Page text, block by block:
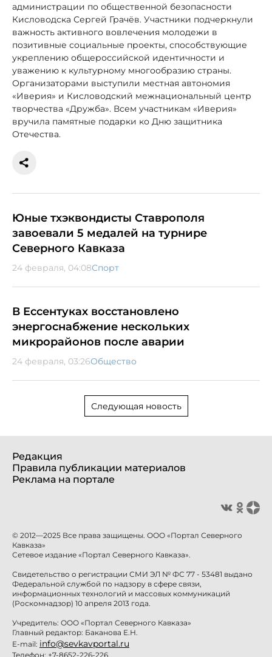
администрации по общественной безопасности
Кисловодска Сергей Грачёв. Участники подчеркнули
важность активного вовлечения молодежи в
позитивные социальные проекты, способствующие
укреплению общероссийской идентичности и
уважению к культурному многообразию страны.
Организаторами выступили местная автономия
«Иверия» и Кисловодский межнациональный центр
творчества «Дружба». Всем участникам «Иверия»
вручила памятные подарки ко Дню защитника
Отечества.
Юные тхэквондисты Ставрополя
завоевали 5 медалей на турнире
Северного Кавказа
24 февраля, 04:08Спорт
В Ессентуках восстановлено
энергоснабжение нескольких
микрорайонов после аварии
24 февраля, 03:26Общество
Следующая новость
Редакция
Правила публикации материалов
Реклама на портале
© 2012—2025 Все права защищены. ООО «Портал Северного
Кавказа»
Сетевое издание «Портал Северного Кавказа».
Свидетельство о регистрации СМИ ЭЛ № ФС 77 - 53481 выдано
Федеральной службой по надзору в сфере связи,
информационных технологий и массовых коммуникаций
(Роскомнадзор) 10 апреля 2013 года.
Учредитель: ООО «Портал Северного Кавказа»
Главный редактор: Баканова Е.Н.
E-mail: info@sevkavportal.ru
Телефон: +7-8652-226-226